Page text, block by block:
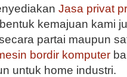
Jasa privat
kemajuan kami
partai maupun
bordir komputer
untuk home industri.